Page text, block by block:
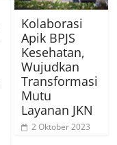
Kolaborasi
Apik BPJS
Kesehatan,
Wujudkan
Transformasi
Mutu
Layanan JKN
2 Oktober 2023